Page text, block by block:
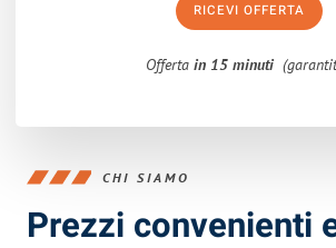
RICEVI OFFERTA
Offerta in 15 minuti
CHI SIAMO
Prezzi convenienti